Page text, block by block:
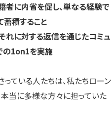
者に内省を促し、単なる経験で
蓄積すること
れに対する返信を通じたコミュ
の1on1を実施
っている人たちは、私たちローン
本当に多様な方々に担っていた